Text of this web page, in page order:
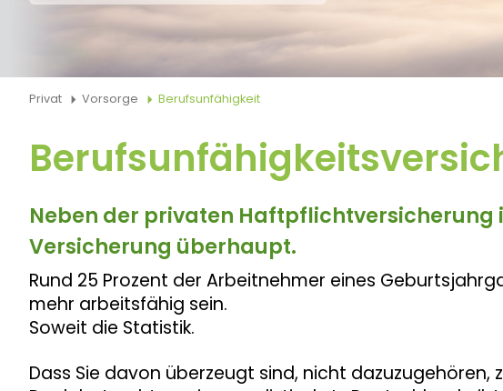
Privat Vorsorge Berufsunfähigkeit
Neben der privaten
Versicherung überhaupt.
Rund 25 Prozent der Arbeitnehmer eines
mehr arbeitsfähig sein.
Soweit die Statistik.
Dass Sie davon überzeugt sind, nicht dazuzugehören,